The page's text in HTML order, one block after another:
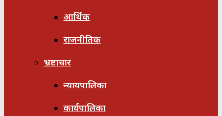
आर्थिक
राजनीतिक
भ्रष्टाचार
न्यायपालिका
कार्यपालिका